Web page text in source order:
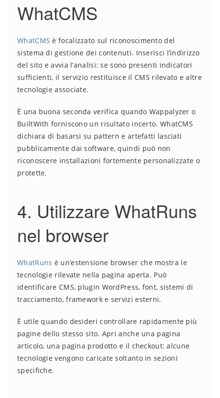
WhatCMS
WhatCMS è focalizzato sul riconoscimento del
sistema di gestione dei contenuti. Inserisci l’indirizzo
del sito e avvia l’analisi: se sono presenti indicatori
sufficienti, il servizio restituisce il CMS rilevato e altre
tecnologie associate.
È una buona seconda verifica quando Wappalyzer o
BuiltWith forniscono un risultato incerto. WhatCMS
dichiara di basarsi su pattern e artefatti lasciati
pubblicamente dai software, quindi può non
riconoscere installazioni fortemente personalizzate o
protette.
4. Utilizzare WhatRuns
nel browser
WhatRuns è un’estensione browser che mostra le
tecnologie rilevate nella pagina aperta. Può
identificare CMS, plugin WordPress, font, sistemi di
tracciamento, framework e servizi esterni.
È utile quando desideri controllare rapidamente più
pagine dello stesso sito. Apri anche una pagina
articolo, una pagina prodotto e il checkout: alcune
tecnologie vengono caricate soltanto in sezioni
specifiche.